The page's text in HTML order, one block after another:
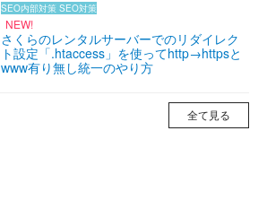
SEO内部対策 SEO対策
NEW!
さくらのレンタルサーバーでのリダイレク
ト設定「.htaccess」を使ってhttp→httpsと
www有り無し統一のやり方
全て見る